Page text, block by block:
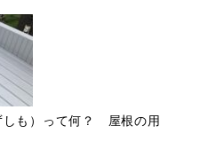
しも）って何？ 屋根の用